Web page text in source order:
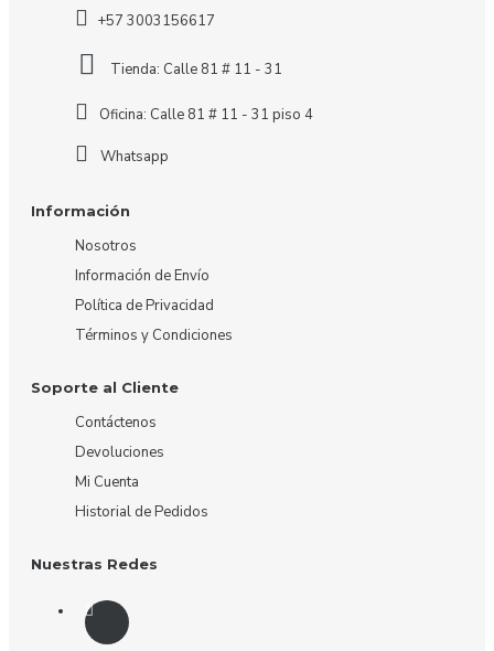
+57 3003156617
Tienda: Calle 81 # 11 - 31
Oficina: Calle 81 # 11 - 31 piso 4
Whatsapp
Información
Nosotros
Información de Envío
Política de Privacidad
Términos y Condiciones
Soporte al Cliente
Contáctenos
Devoluciones
Mi Cuenta
Historial de Pedidos
Nuestras Redes